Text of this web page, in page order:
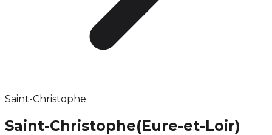
Saint-Christophe
Saint-Christophe(Eure-et-Loir)